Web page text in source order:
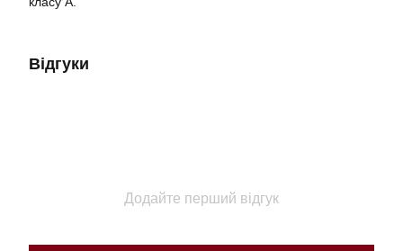
Відгуки
Додайте перший відгук